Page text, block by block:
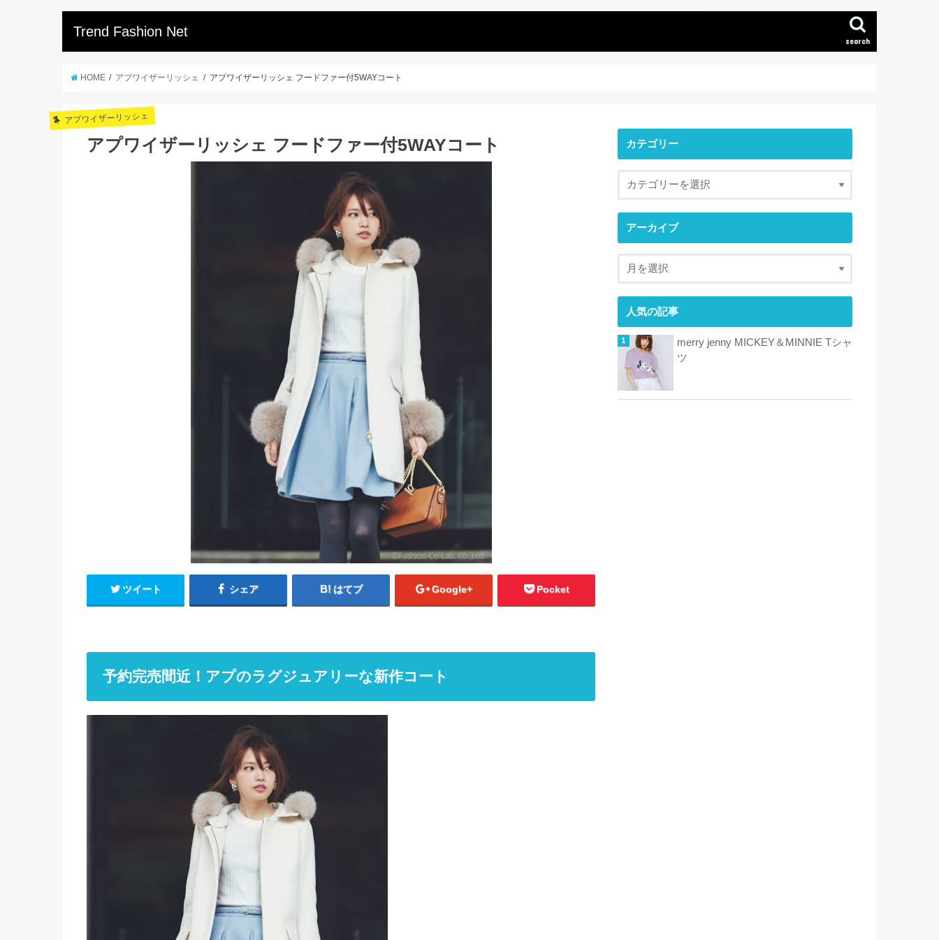
Trend Fashion Net
search
HOME アプワイザーリッシェ アプワイザーリッシェ フードファー付5WAYコート
アプワイザーリッシェ
アプワイザーリッシェ フードファー付5WAYコート
ツイート シェア はてブ Google+ Pocket
予約完売間近！アプのラグジュアリーな新作コート
カテゴリー
アーカイブ
人気の記事
merry jenny MICKEY＆MINNIE Tシャ
ツ